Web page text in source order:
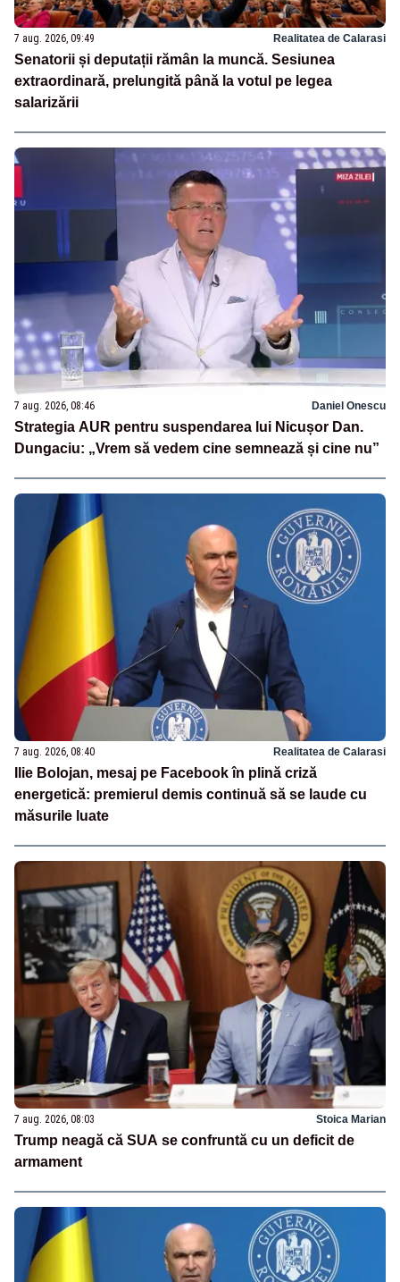
7 aug. 2026, 09:49 Realitatea de Calarasi
Senatorii și deputații rămân la muncă. Sesiunea
extraordinară, prelungită până la votul pe legea
salarizării
7 aug. 2026, 08:46 Daniel Onescu
Strategia AUR pentru suspendarea lui Nicușor Dan.
Dungaciu: „Vrem să vedem cine semnează și cine nu”
7 aug. 2026, 08:40 Realitatea de Calarasi
Ilie Bolojan, mesaj pe Facebook în plină criză
energetică: premierul demis continuă să se laude cu
măsurile luate
7 aug. 2026, 08:03 Stoica Marian
Trump neagă că SUA se confruntă cu un deficit de
armament